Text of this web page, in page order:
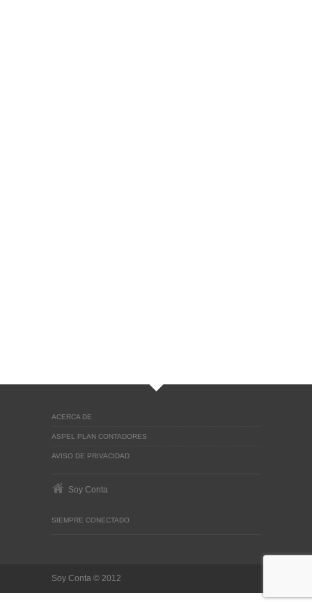
ACERCA DE
ASPEL PLAN CONTADORES
AVISO DE PRIVACIDAD
Soy Conta
SIEMPRE CONECTADO
Soy Conta © 2012